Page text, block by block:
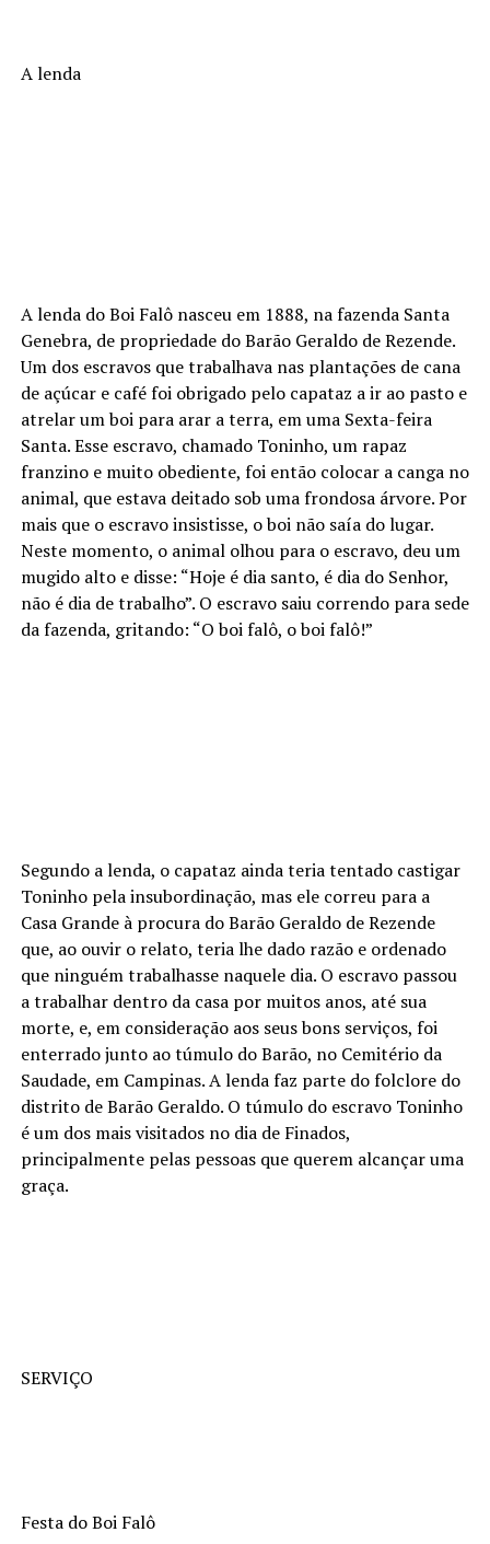
A lenda
A lenda do Boi Falô nasceu em 1888, na fazenda Santa
Genebra, de propriedade do Barão Geraldo de Rezende.
Um dos escravos que trabalhava nas plantações de cana
de açúcar e café foi obrigado pelo capataz a ir ao pasto e
atrelar um boi para arar a terra, em uma Sexta-feira
Santa. Esse escravo, chamado Toninho, um rapaz
franzino e muito obediente, foi então colocar a canga no
animal, que estava deitado sob uma frondosa árvore. Por
mais que o escravo insistisse, o boi não saía do lugar.
Neste momento, o animal olhou para o escravo, deu um
mugido alto e disse: “Hoje é dia santo, é dia do Senhor,
não é dia de trabalho”. O escravo saiu correndo para sede
da fazenda, gritando: “O boi falô, o boi falô!”
Segundo a lenda, o capataz ainda teria tentado castigar
Toninho pela insubordinação, mas ele correu para a
Casa Grande à procura do Barão Geraldo de Rezende
que, ao ouvir o relato, teria lhe dado razão e ordenado
que ninguém trabalhasse naquele dia. O escravo passou
a trabalhar dentro da casa por muitos anos, até sua
morte, e, em consideração aos seus bons serviços, foi
enterrado junto ao túmulo do Barão, no Cemitério da
Saudade, em Campinas. A lenda faz parte do folclore do
distrito de Barão Geraldo. O túmulo do escravo Toninho
é um dos mais visitados no dia de Finados,
principalmente pelas pessoas que querem alcançar uma
graça.
SERVIÇO
Festa do Boi Falô